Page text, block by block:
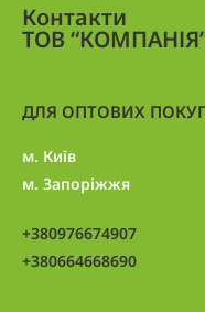
Контакти
ТОВ
ДЛЯ ОПТОВИХ
м. Київ
м. Запоріжжя
+380976674907
+380664668690